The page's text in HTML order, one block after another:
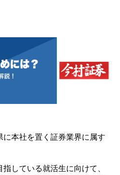
本社を置く証券業界に属す
している就活生に向けて、